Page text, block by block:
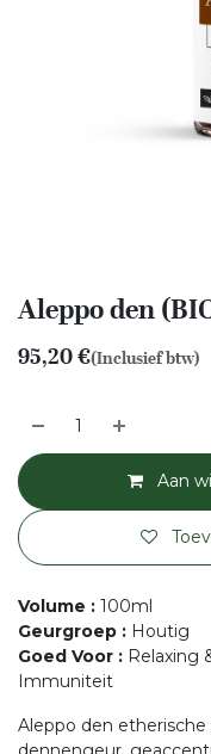
Aleppo den
95,20€(Inclusief btw)
Aan
Volume : 100ml
Geurgroep : Houtig
Goed Voor : Relaxing
Immuniteit
Aleppo den